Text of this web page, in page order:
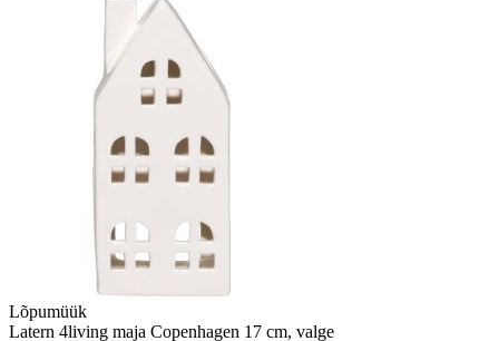
Lõpumüük
Latern 4living maja Copenhagen 17 cm, valge